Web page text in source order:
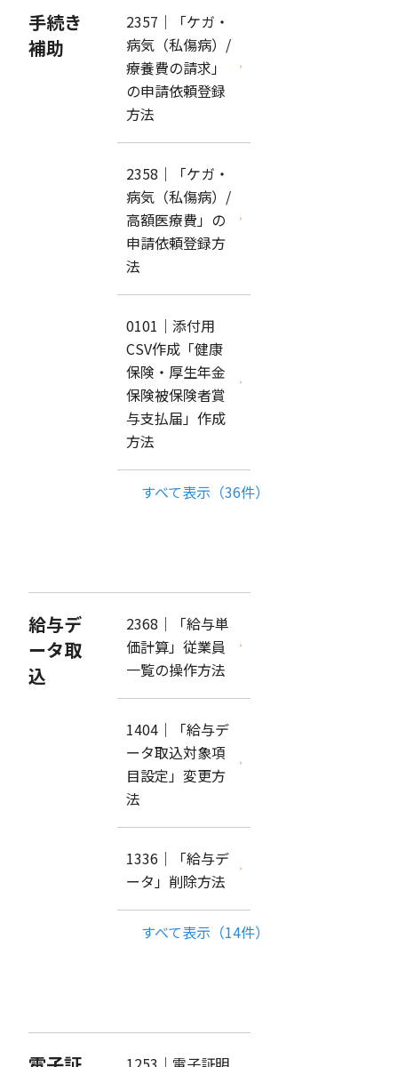
手続き
補助
2357｜「ケガ・
病気（私傷病）/
療養費の請求」
の申請依頼登録
方法
2358｜「ケガ・
病気（私傷病）/
高額医療費」の
申請依頼登録方
法
0101｜添付用
CSV作成「健康
保険・厚生年金
保険被保険者賞
与支払届」作成
方法
すべて表示（36件）
給与デ
ータ取
込
2368｜「給与単
価計算」従業員
一覧の操作方法
1404｜「給与デ
ータ取込対象項
目設定」変更方
法
1336｜「給与デ
ータ」削除方法
すべて表示（14件）